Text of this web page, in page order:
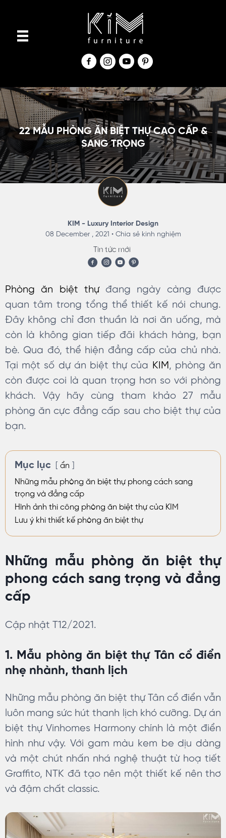
c
o
n
t
e
n
22 MẪU PHÒNG ĂN BIỆT THỰ CAO CẤP &
SANG TRỌNG
KIM - Luxury Interior Design
08 December , 2021 • Chia sẻ kinh nghiệm
Tin tức mới
Phòng ăn biệt thựđang ngày càng được
quan tâm trong tổng thể thiết kế nói chung.
Đây không chỉ đơn thuần là nơi ăn uống, mà
còn là không gian tiếp đãi khách hàng, bạn
bè. Qua đó, thể hiện đẳng cấp của chủ nhà.
Tại một số dự án biệt thự của KIM, phòng ăn
còn được coi là quan trọng hơn so với phòng
khách. Vậy hãy cùng tham khảo 27 mẫu
phòng ăn cực đẳng cấp sau cho biệt thự của
bạn.
Mục lục
ẩn
Những mẫu phòng ăn biệt thự phong cách sang
trọng và đẳng cấp
Hình ảnh thi công phòng ăn biệt thự của KIM
Lưu ý khi thiết kế phòng ăn biệt thự
Những mẫu phòng ăn biệt thự
phong cách sang trọng và đẳng
cấp
Cập nhật T12/2021.
1. Mẫu phòng ăn biệt thự Tân cổ điển
nhẹ nhành, thanh lịch
Những mẫu phòng ăn biệt thự Tân cổ điển vẫn
luôn mang sức hút thanh lịch khó cưỡng. Dự án
biệt thự Vinhomes Harmony chính là một điển
hình như vậy. Với gam màu kem be dịu dàng
và một chút nhấn nhá nghệ thuật từ hoạ tiết
Graffito, NTK đã tạo nên một thiết kế nên thơ
và đậm chất classic.